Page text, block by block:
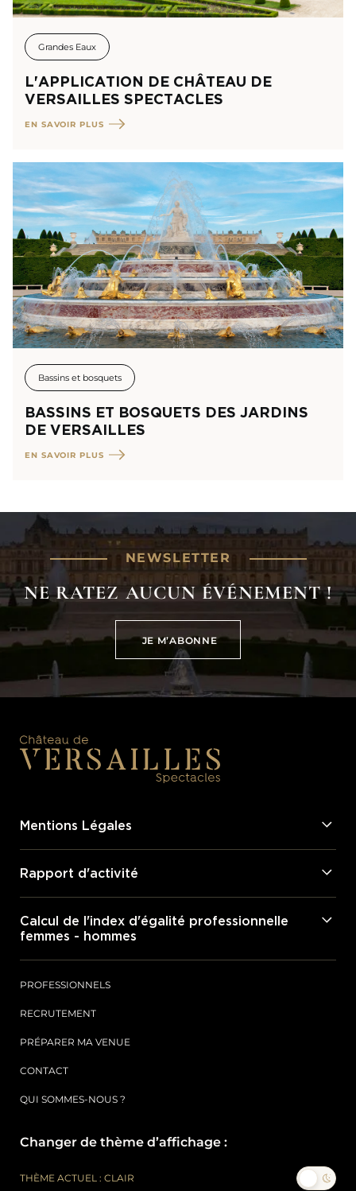
Grandes Eaux
L'APPLICATION DE CHÂTEAU DE
VERSAILLES SPECTACLES
EN SAVOIR PLUS
Bassins et bosquets
BASSINS ET BOSQUETS DES JARDINS
DE VERSAILLES
EN SAVOIR PLUS
NEWSLETTER
NE RATEZ AUCUN ÉVÉNEMENT !
JE M’ABONNE
JE M’ABONNE
PROFESSIONNELS
RECRUTEMENT
PRÉPARER MA VENUE
CONTACT
QUI SOMMES-NOUS ?
Mentions Légales
Rapport d'activité
Calcul de l'index d'égalité professionnelle
femmes - hommes
Changer de thème d’affichage :
THÈME ACTUEL : CLAIR